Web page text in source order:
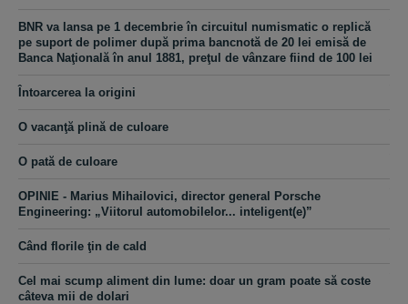
BNR va lansa pe 1 decembrie în circuitul numismatic o replică
pe suport de polimer după prima bancnotă de 20 lei emisă de
Banca Naţională în anul 1881, preţul de vânzare fiind de 100 lei
Întoarcerea la origini
O vacanţă plină de culoare
O pată de culoare
OPINIE - Marius Mihailovici, director general Porsche
Engineering: „Viitorul automobilelor... inteligent(e)”
Când florile ţin de cald
Cel mai scump aliment din lume: doar un gram poate să coste
câteva mii de dolari